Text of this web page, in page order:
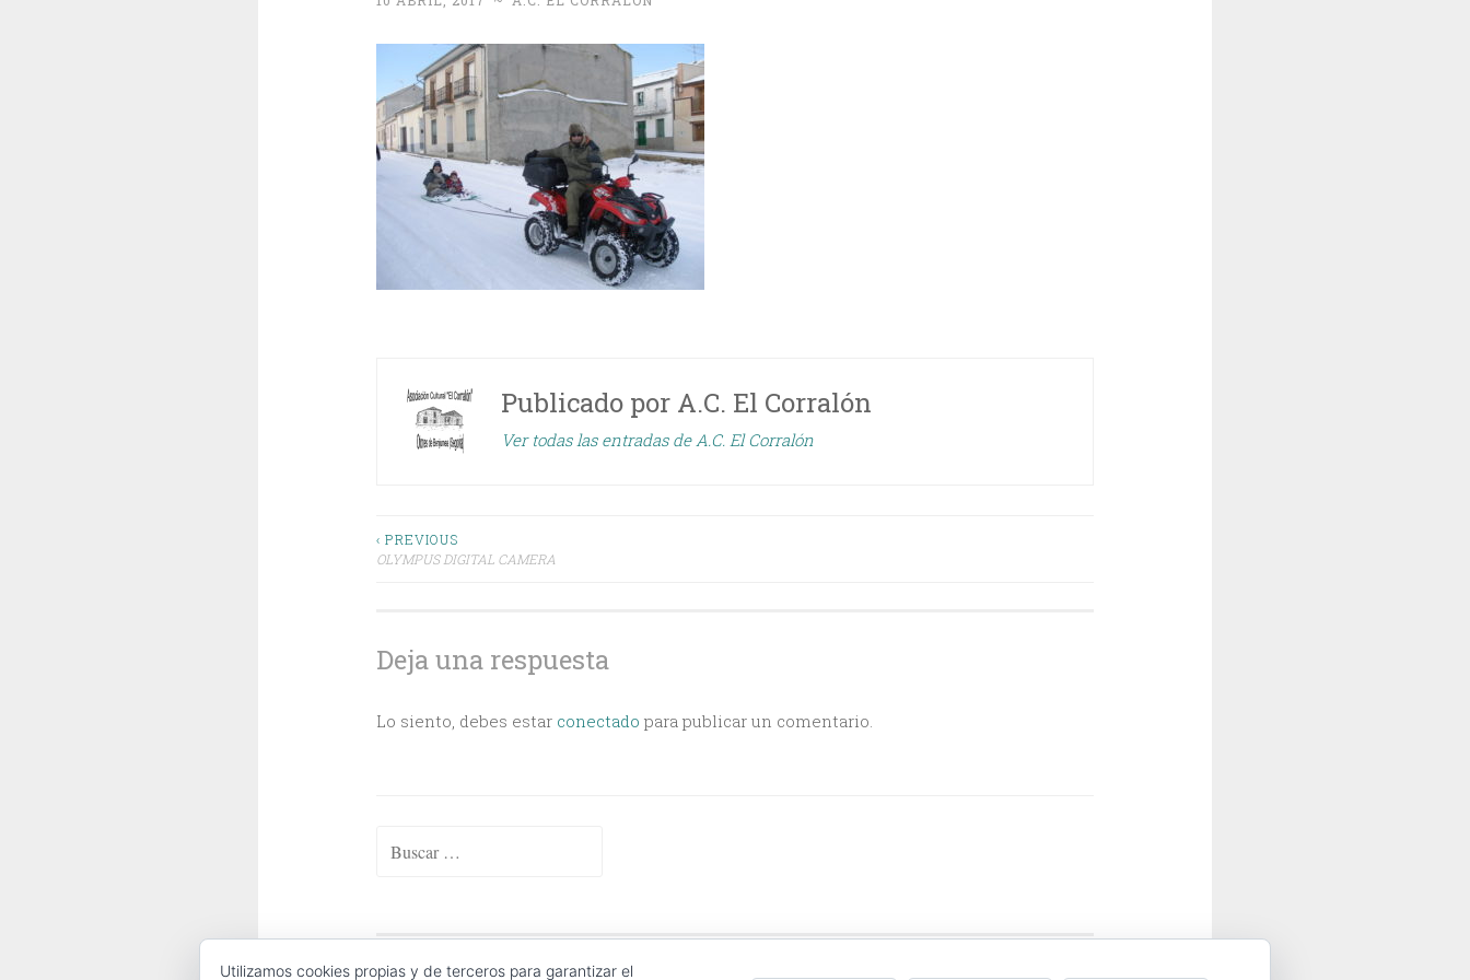
Publicado por A.C. El Corralón
Ver todas las entradas de A.C. El Corralón
Navegación
entradas
‹ PREVIOUS
OLYMPUS DIGITAL CAMERA
Deja una respuesta
Lo siento, debes estar conectado para publicar un comentario.
Buscar:
ABOUT | CONTACT COOKIES POLICY
Utilizamos cookies propias y de terceros para garantizar el